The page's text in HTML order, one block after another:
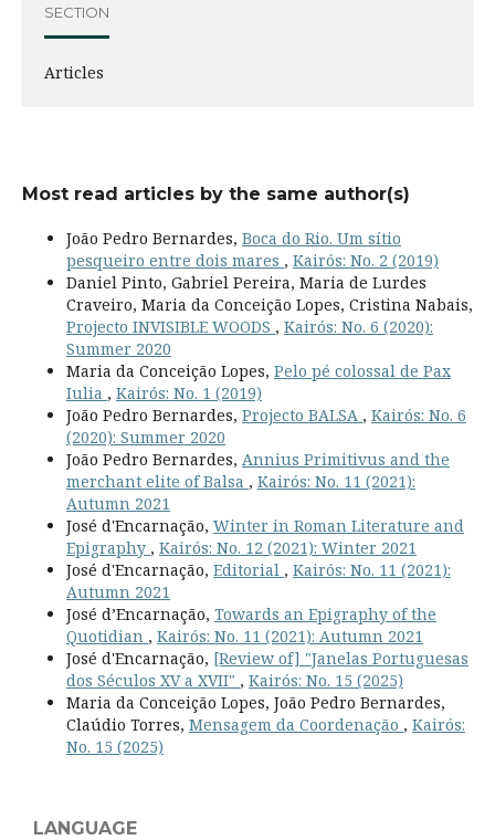
SECTION
Articles
Most read articles by the same author(s)
João Pedro Bernardes, Boca do Rio. Um sítio
pesqueiro entre dois mares , Kairós: No. 2 (2019)
Daniel Pinto, Gabriel Pereira, Maria de Lurdes
Craveiro, Maria da Conceição Lopes, Cristina Nabais,
Projecto INVISIBLE WOODS , Kairós: No. 6 (2020):
Summer 2020
Maria da Conceição Lopes, Pelo pé colossal de Pax
Iulia , Kairós: No. 1 (2019)
João Pedro Bernardes, Projecto BALSA , Kairós: No. 6
(2020): Summer 2020
João Pedro Bernardes, Annius Primitivus and the
merchant elite of Balsa , Kairós: No. 11 (2021):
Autumn 2021
José d'Encarnação, Winter in Roman Literature and
Epigraphy , Kairós: No. 12 (2021): Winter 2021
José d'Encarnação, Editorial , Kairós: No. 11 (2021):
Autumn 2021
José d’Encarnação, Towards an Epigraphy of the
Quotidian , Kairós: No. 11 (2021): Autumn 2021
José d'Encarnação, [Review of] "Janelas Portuguesas
dos Séculos XV a XVII" , Kairós: No. 15 (2025)
Maria da Conceição Lopes, João Pedro Bernardes,
Claúdio Torres, Mensagem da Coordenação , Kairós:
No. 15 (2025)
LANGUAGE